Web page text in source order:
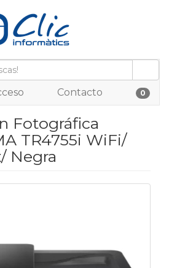
Contacto 0
Fotográfica
TR4755i WiFi/
Negra